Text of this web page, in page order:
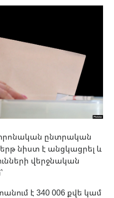
ընտրական
նիստ է անցկացրել և
վերջնական
է 340 006 քվե կամ